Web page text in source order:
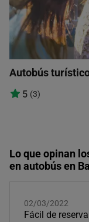
Autobús
5 (3)
Lo que opinan
en autobús en
02/03/2022
Fácil de